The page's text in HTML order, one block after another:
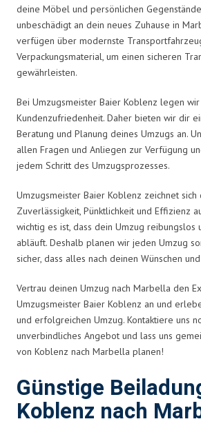
deine Möbel und persönlichen
unbeschädigt an dein neues Zuhause in
verfügen über modernste
Verpackungsmaterial, um einen sicheren
gewährleisten.
Bei Umzugsmeister Baier Koblenz legen
Kundenzufriedenheit. Daher bieten wir dir
Beratung und Planung deines Umzugs an.
allen Fragen und Anliegen zur Verfügung
jedem Schritt des Umzugsprozesses.
Umzugsmeister Baier Koblenz zeichnet sich
Zuverlässigkeit, Pünktlichkeit und Effizienz
wichtig es ist, dass dein Umzug reibungslos
abläuft. Deshalb planen wir jeden Umzug
sicher, dass alles nach deinen Wünschen
Vertrau deinen Umzug nach Marbella den
Umzugsmeister Baier Koblenz an und
und erfolgreichen Umzug. Kontaktiere uns
unverbindliches Angebot und lass uns
von Koblenz nach Marbella planen!
Günstige
Koblenz nach